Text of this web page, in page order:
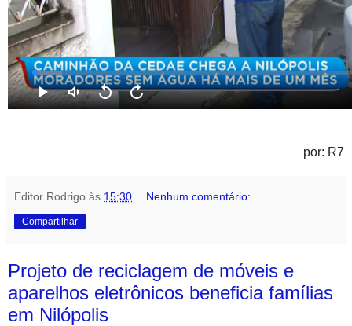
por: R7
Editor Rodrigo às 15:30 Nenhum comentário:
Compartilhar
Projeto de reciclagem de móveis e
aparelhos eletrônicos beneficia famílias
em Nilópolis